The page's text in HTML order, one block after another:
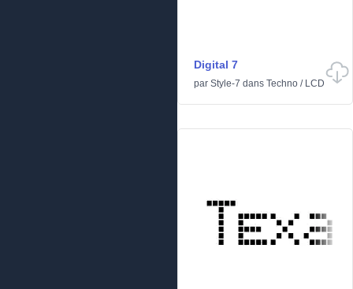
Digital 7
par Style-7 dans Techno / LCD